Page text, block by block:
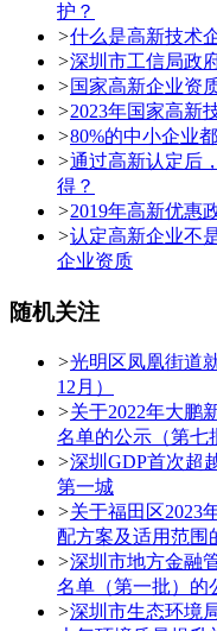
护？
>什么是高新技术
>深圳市工信局政
> 国家高新企业资
>2023年国家高新
>80%的中小企业
>通过高新认定后
得？
>2019年高新优惠
>认定高新企业不
企业资质
随机关注
>光明区凤凰街道
12月）
>关于2022年大鹏
名单的公示（第七
>深圳GDP首次超
第一城
>关于福田区2023
配方案及适用范围
>深圳市地方金融
名单（第一批）的
>深圳市生态环境